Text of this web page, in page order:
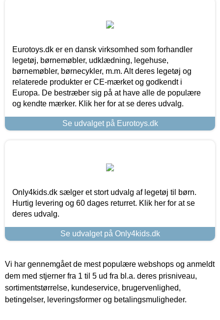
Eurotoys.dk er en dansk virksomhed som forhandler
legetøj, børnemøbler, udklædning, legehuse,
børnemøbler, børnecykler, m.m. Alt deres legetøj og
relaterede produkter er CE-mærket og godkendt i
Europa. De bestræber sig på at have alle de populære
og kendte mærker. Klik her for at se deres udvalg.
Se udvalget på Eurotoys.dk
Only4kids.dk sælger et stort udvalg af legetøj til børn.
Hurtig levering og 60 dages returret. Klik her for at se
deres udvalg.
Se udvalget på Only4kids.dk
Vi har gennemgået de mest populære webshops og anmeldt
dem med stjerner fra 1 til 5 ud fra bl.a. deres prisniveau,
sortimentstørrelse, kundeservice, brugervenlighed,
betingelser, leveringsformer og betalingsmuligheder.